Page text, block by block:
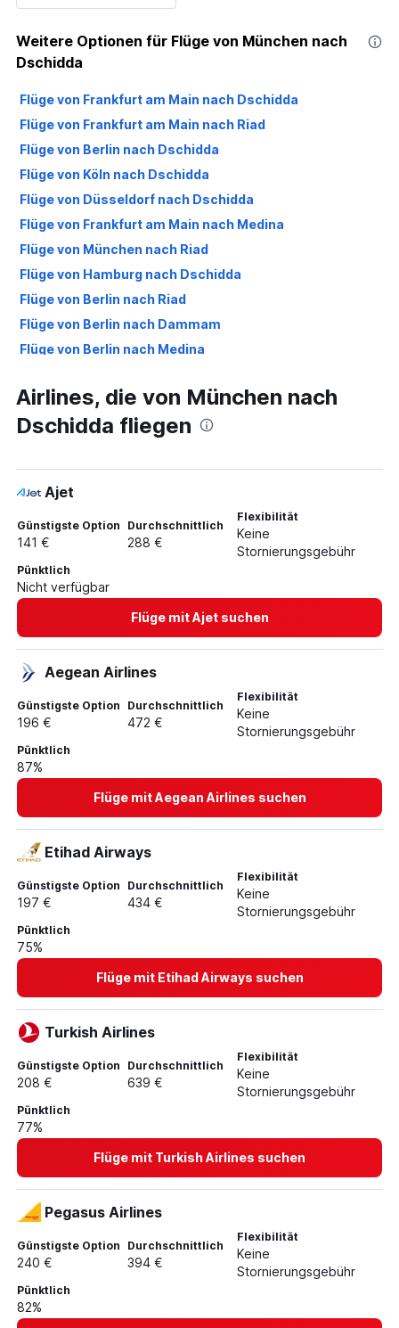
Weitere Optionen für Flüge von München nach
Dschidda
Flüge von Frankfurt am Main nach Dschidda
Flüge von Frankfurt am Main nach Riad
Flüge von Berlin nach Dschidda
Flüge von Köln nach Dschidda
Flüge von Düsseldorf nach Dschidda
Flüge von Frankfurt am Main nach Medina
Flüge von München nach Riad
Flüge von Hamburg nach Dschidda
Flüge von Berlin nach Riad
Flüge von Berlin nach Dammam
Flüge von Berlin nach Medina
Flüge von Düsseldorf nach Riad
Flüge von Düsseldorf nach Medina
Flüge von Stuttgart nach Medina
Flüge von Köln nach Medina
Flüge von Hamburg nach Medina
Flüge von Hamburg nach Riad
Flüge von Frankfurt am Main nach Gassim
Flüge von Nürnberg nach Riad
Flüge von Hannover nach Riad
Flüge von München nach Taif
Flüge von München nach Gassim
Airlines, die von München nach
Dschidda fliegen
Ajet
Günstigste Option
141 €
Durchschnittlich
288 €
Flexibilität
Keine
Stornierungsgebühr
Pünktlich
Nicht verfügbar
Flüge mit Ajet suchen
Aegean Airlines
Günstigste Option
196 €
Durchschnittlich
472 €
Flexibilität
Keine
Stornierungsgebühr
Pünktlich
87%
Flüge mit Aegean Airlines suchen
Etihad Airways
Günstigste Option
197 €
Durchschnittlich
434 €
Flexibilität
Keine
Stornierungsgebühr
Pünktlich
75%
Flüge mit Etihad Airways suchen
Turkish Airlines
Günstigste Option
208 €
Durchschnittlich
639 €
Flexibilität
Keine
Stornierungsgebühr
Pünktlich
77%
Flüge mit Turkish Airlines suchen
Pegasus Airlines
Günstigste Option
240 €
Durchschnittlich
394 €
Flexibilität
Keine
Stornierungsgebühr
Pünktlich
82%